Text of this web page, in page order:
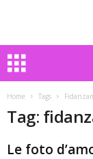
Home Tags
Tag:
Le foto